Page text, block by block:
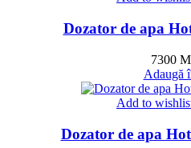
Dozator de apa
7300
Adaugă
Add to
Dozator de apa